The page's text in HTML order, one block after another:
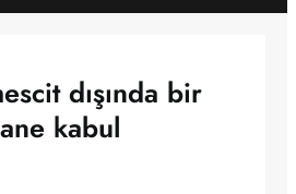
dışında bir
kabul